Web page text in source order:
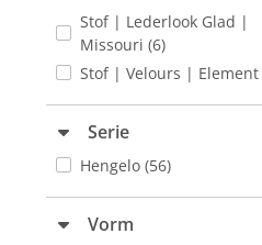
Stof | Lederlook Glad |
Missouri (6)
Stof | Velours | Element
Serie
Hengelo (56)
Vorm